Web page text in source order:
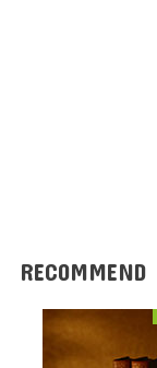
RECOMMEND